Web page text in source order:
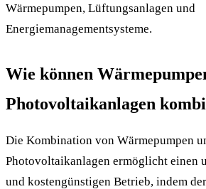
Wärmepumpen, Lüftungsanlagen und
Energiemanagementsysteme.
Wie können
Photovoltaikanlagen
Die Kombination von Wärmepumpen
Photovoltaikanlagen ermöglicht einen
und kostengünstigen Betrieb, indem